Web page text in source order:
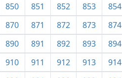
850 851 852 853 854
870 871 872 873 874
890 891 892 893 894
910 911 912 913 914